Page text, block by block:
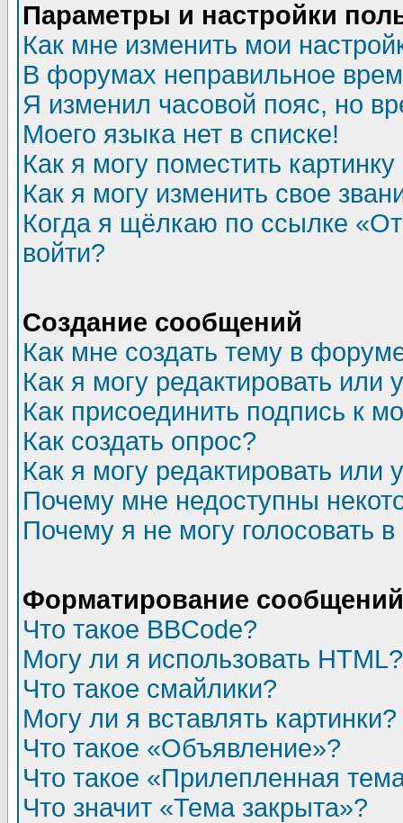
Параметры и настройки
Как мне изменить мои
В форумах неправильное
Я изменил часовой пояс, но
Моего языка нет в списке!
Как я могу поместить
Как я могу изменить свое
Когда я щёлкаю по ссылке
войти?
Создание сообщений
Как мне создать тему в
Как я могу редактировать или
Как присоединить подпись к
Как создать опрос?
Как я могу редактировать или
Почему мне недоступны
Почему я не могу голосовать
Форматирование
Что такое BBCode?
Могу ли я использовать HTML?
Что такое смайлики?
Могу ли я вставлять картинки?
Что такое «Объявление»?
Что такое «Прилепленная
Что значит «Тема закрыта»?